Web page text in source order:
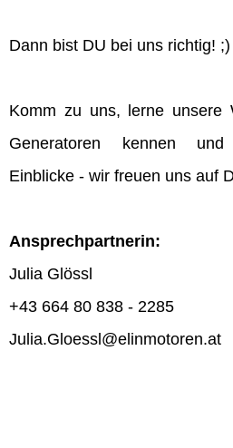
Dann bist DU bei uns richtig! ;)
Komm zu uns, lerne unsere
Generatoren kennen
Einblicke - wir freuen uns auf
Ansprechpartnerin:
Julia Glössl
+43 664 80 838 - 2285
Julia.Gloessl@elinmotoren.at